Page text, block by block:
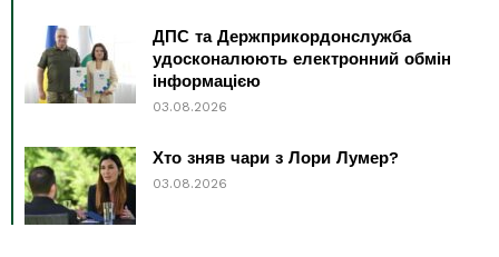
ДПС та Держприкордонслужба
удосконалюють електронний обмін
інформацією
03.08.2026
Хто зняв чари з Лори Лумер?
03.08.2026